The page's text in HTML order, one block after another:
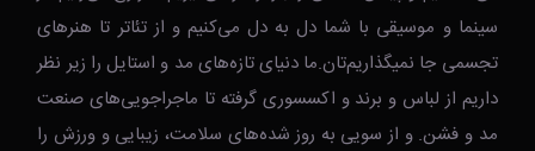
سینما و موسیقی با شما دل به دل می‌کنیم و از تئاتر تا هنرهای
تجسمی جا نمیگذاریم‌تان.ما دنیای تازه‌های مد و استایل را زیر نظر
داریم از لباس و برند و اکسسوری گرفته تا ماجراجویی‌های صنعت
مد و فشن. و از سویی به روز شده‌های سلامت، زیبایی و ورزش را